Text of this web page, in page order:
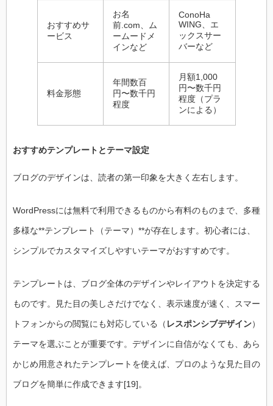
おすすめサ
ービス
お名
前.com、ム
ームードメ
インなど
ConoHa
WING、エ
ックスサー
バーなど
料金形態
年間数百
円〜数千円
程度
月額1,000
円〜数千円
程度（プラ
ンによる）
おすすめテンプレートとテーマ設定
ブログのデザインは、読者の第一印象を大きく左右します。
WordPressには無料で利用できるものから有料のものまで、多種
多様な**テンプレート（テーマ）**が存在します。初心者には、
シンプルでカスタマイズしやすいテーマがおすすめです。
テンプレートは、ブログ全体のデザインやレイアウトを決定する
ものです。見た目の美しさだけでなく、表示速度が速く、スマー
トフォンからの閲覧にも対応している（ レスポンシブデザイン）
テーマを選ぶことが重要です。デザインに自信がなくても、あら
かじめ用意されたテンプレートを使えば、プロのような見た目の
ブログを簡単に作成できます[19]。